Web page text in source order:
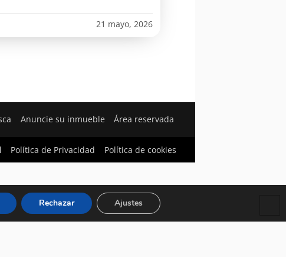
21 mayo, 2026
Anuncie su inmueble Área reservada
Política de Privacidad Política de cookies
Rechazar Ajustes